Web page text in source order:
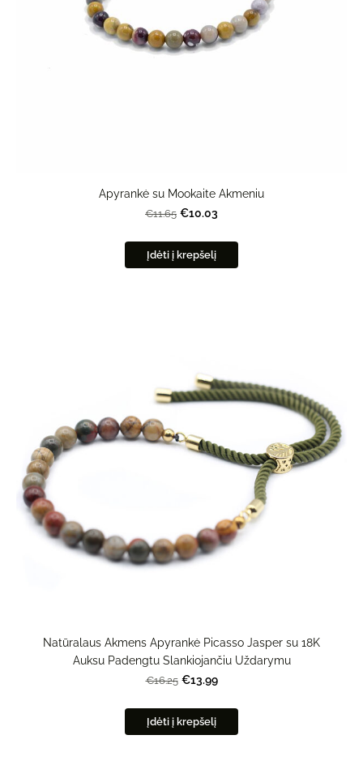
Apyrankė su Mookaite Akmeniu
€11.65 €10.03
Įdėti į krepšelį
Natūralaus Akmens Apyrankė Picasso Jasper su 18K
Auksu Padengtu Slankiojančiu Uždarymu
€16.25 €13.99
Įdėti į krepšelį